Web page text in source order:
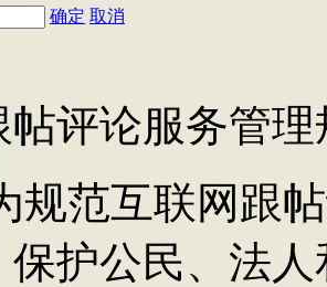
确定 取消
帖评论服务管理
规范互联网跟
保护公民、法